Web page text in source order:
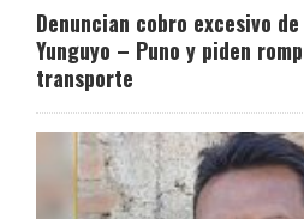
Denuncian cobro excesivo
Yunguyo – Puno y piden
transporte